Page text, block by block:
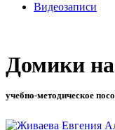
Видеозаписи
Домики на
учебно-методическое